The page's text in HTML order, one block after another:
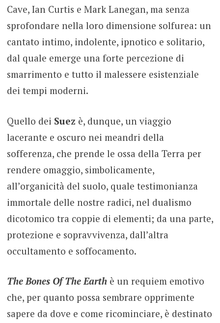
Cave, Ian Curtis e Mark Lanegan, ma senza
sprofondare nella loro dimensione solfurea: un
cantato intimo, indolente, ipnotico e solitario,
dal quale emerge una forte percezione di
smarrimento e tutto il malessere esistenziale
dei tempi moderni.
Quello dei Suez è, dunque, un viaggio
lacerante e oscuro nei meandri della
sofferenza, che prende le ossa della Terra per
rendere omaggio, simbolicamente,
all’organicità del suolo, quale testimonianza
immortale delle nostre radici, nel dualismo
dicotomico tra coppie di elementi; da una parte,
protezione e sopravvivenza, dall’altra
occultamento e soffocamento.
The Bones Of The Earth è un requiem emotivo
che, per quanto possa sembrare opprimente
sapere da dove e come ricominciare, è destinato